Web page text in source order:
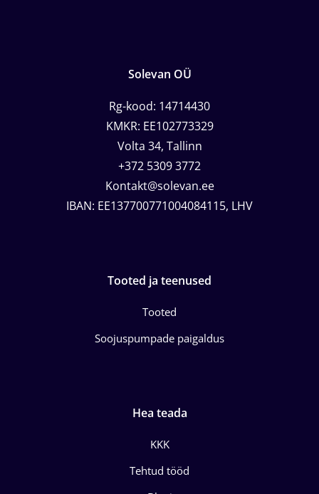
Solevan OÜ
Rg-kood: 14714430
KMKR: EE102773329
Volta 34, Tallinn
+372 5309 3772
Kontakt@solevan.ee
IBAN: EE137700771004084115, LHV
Tooted ja teenused
Tooted
Soojuspumpade paigaldus
Hea teada
KKK
Tehtud tööd